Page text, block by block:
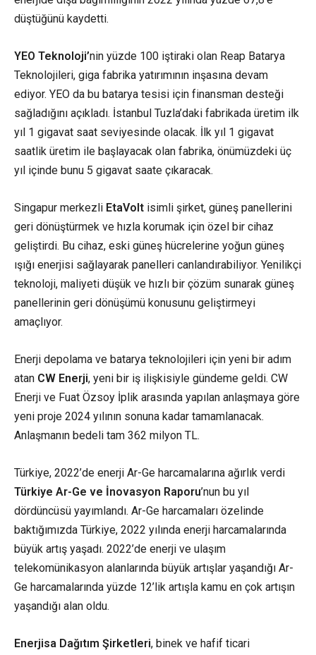
düştüğünü kaydetti.
YEO Teknoloji’nin yüzde 100 iştiraki olan Reap Batarya
Teknolojileri, giga fabrika yatırımının inşasına devam
ediyor. YEO da bu batarya tesisi için finansman desteği
sağladığını açıkladı. İstanbul Tuzla’daki fabrikada üretim ilk
yıl 1 gigavat saat seviyesinde olacak. İlk yıl 1 gigavat
saatlik üretim ile başlayacak olan fabrika, önümüzdeki üç
yıl içinde bunu 5 gigavat saate çıkaracak.
Singapur merkezli EtaVolt isimli şirket, güneş panellerini
geri dönüştürmek ve hızla korumak için özel bir cihaz
geliştirdi. Bu cihaz, eski güneş hücrelerine yoğun güneş
ışığı enerjisi sağlayarak panelleri canlandırabiliyor. Yenilikçi
teknoloji, maliyeti düşük ve hızlı bir çözüm sunarak güneş
panellerinin geri dönüşümü konusunu geliştirmeyi
amaçlıyor.
Enerji depolama ve batarya teknolojileri için yeni bir adım
atan CW Enerji, yeni bir iş ilişkisiyle gündeme geldi. CW
Enerji ve Fuat Özsoy İplik arasında yapılan anlaşmaya göre
yeni proje 2024 yılının sonuna kadar tamamlanacak.
Anlaşmanın bedeli tam 362 milyon TL.
Türkiye, 2022’de enerji Ar-Ge harcamalarına ağırlık verdi
Türkiye Ar-Ge ve İnovasyon Raporu’nun bu yıl
dördüncüsü yayımlandı. Ar-Ge harcamaları özelinde
baktığımızda Türkiye, 2022 yılında enerji harcamalarında
büyük artış yaşadı. 2022’de enerji ve ulaşım
telekomünikasyon alanlarında büyük artışlar yaşandığı Ar-
Ge harcamalarında yüzde 12’lik artışla kamu en çok artışın
yaşandığı alan oldu.
Enerjisa Dağıtım Şirketleri, binek ve hafif ticari